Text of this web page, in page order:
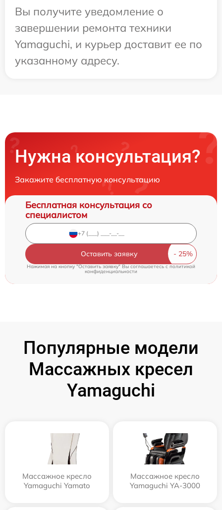
Вы получите уведомление о
завершении ремонта техники
Yamaguchi, и курьер доставит ее по
указанному адресу.
Нужна консультация?
Закажите бесплатную консультацию
Бесплатная консультация со
специалистом
Оставить заявку
Нажимая на кнопку "Оставить заявку" Вы соглашаетесь cполитикой
конфиденциальности
Популярные модели
Массажных кресел
Yamaguchi
Массажное кресло
Yamaguchi Yamato
Массажное кресло
Yamaguchi YA-3000